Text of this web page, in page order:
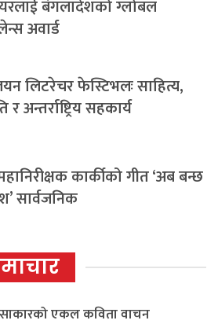
बंगलादेशको ग्लोबल
अवार्ड
लिटरेचर फेस्टिभलः साहित्य,
अन्तर्राष्ट्रिय सहकार्य
कार्कीको गीत ‘अब बन्छ
सार्वजनिक
साकारको एकल कविता वाचन